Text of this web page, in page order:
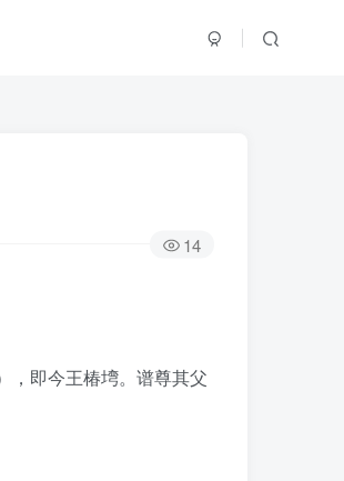
14
，即今王椿塆。谱尊其父